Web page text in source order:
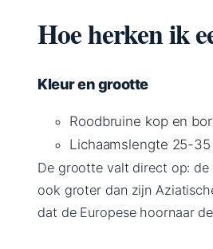
Hoe herken ik
Kleur en grootte
Roodbruine kop en
Lichaamslengte 25-
De grootte valt direct op: de
ook groter dan zijn
dat de Europese hoornaar